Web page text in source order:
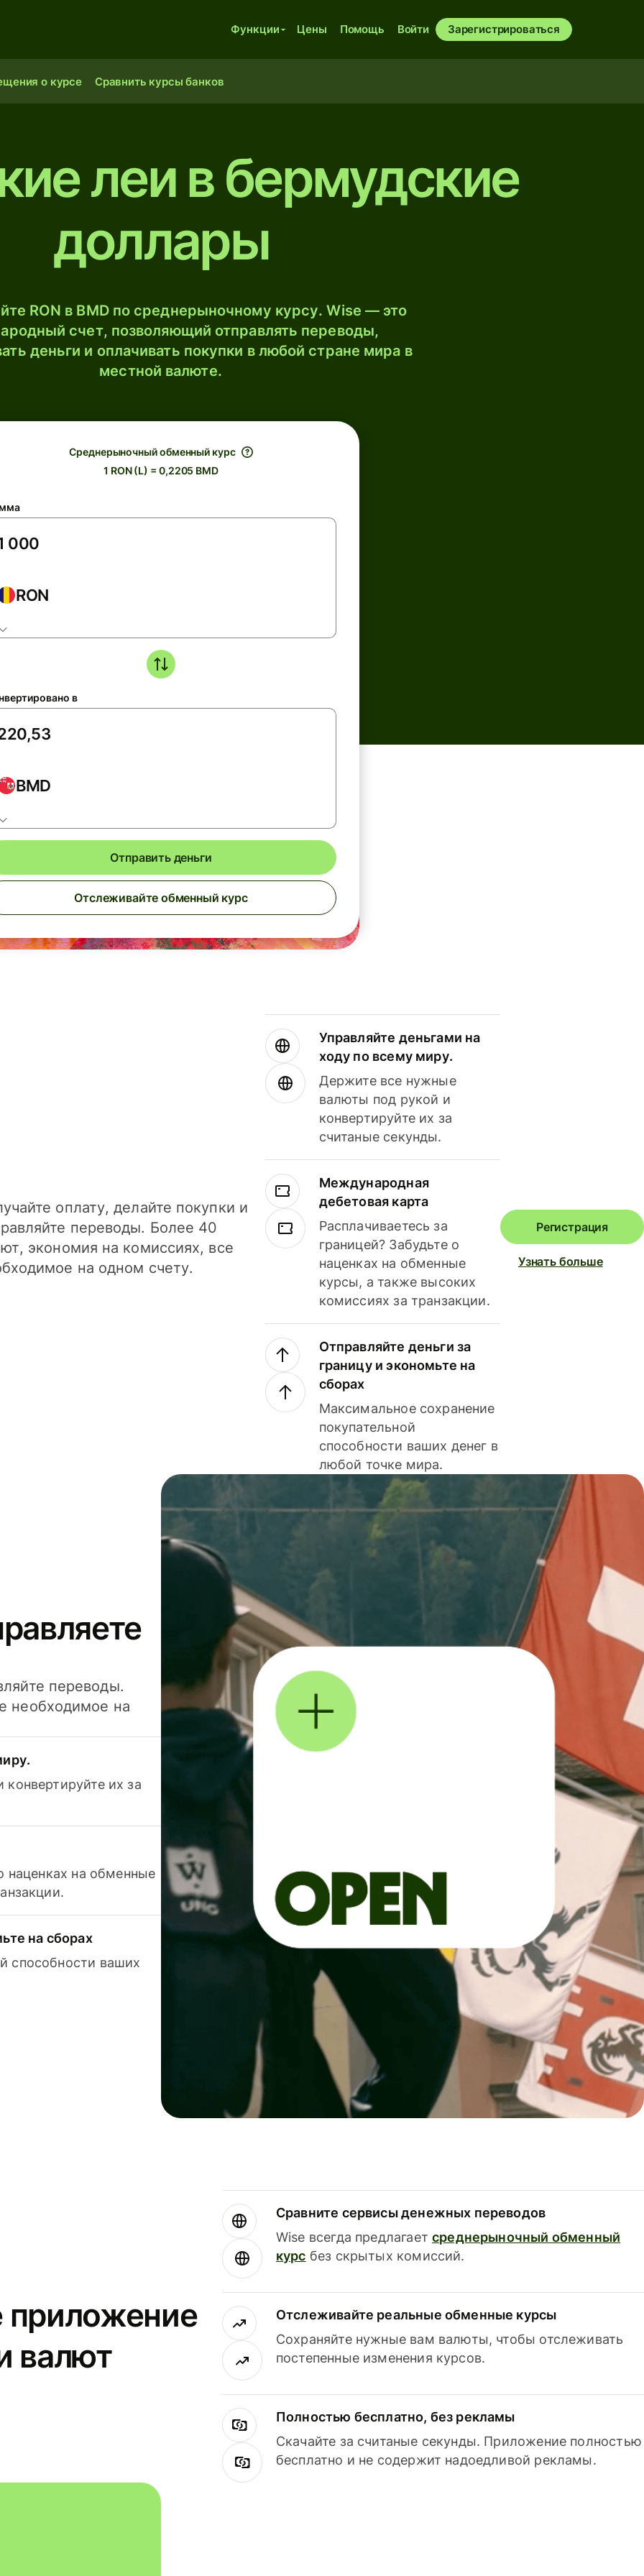
Функции Цены Помощь Войти Зарегистрироваться
о курсе Сравнить курсы банков
леи в бермудские
доллары
RON в BMD по среднерыночному курсу. Wise — это
счет, позволяющий отправлять переводы,
деньги и оплачивать покупки в любой стране мира в
местной валюте.
Среднерыночный обменный курс
1 RON (L) = 0,2205 BMD
RON
в
BMD
Отправить деньги
Отслеживайте обменный курс
оплату, делайте покупки и
переводы. Более 40
экономия на комиссиях, все
на одном счету.
Управляйте деньгами на
ходу по всему миру.
Держите все нужные
валюты под рукой и
конвертируйте их за
считаные секунды.
Международная
дебетовая карта
Расплачиваетесь за
границей? Забудьте о
наценках на обменные
курсы, а также высоких
комиссиях за транзакции.
Отправляйте деньги за
границу и экономьте на
сборах
Максимальное сохранение
покупательной
способности ваших денег в
любой точке мира.
Регистрация
Узнать больше
переводы.
необходимое на
их за
наценках на обменные
на сборах
способности ваших
приложение
валют
Сравните сервисы денежных переводов
Wise всегда предлагаетсреднерыночный обменный
курс без скрытых комиссий.
Отслеживайте реальные обменные курсы
Сохраняйте нужные вам валюты, чтобы отслеживать
постепенные изменения курсов.
Полностью бесплатно, без рекламы
Скачайте за считаные секунды. Приложение полностью
бесплатно и не содержит надоедливой рекламы.